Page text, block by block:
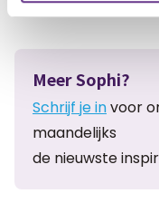
Meer Sophi?
Schrijf je invoor
maandelijks
de nieuwste